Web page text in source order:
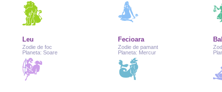
Leu
Zodie de foc
Planeta: Soare
Fecioara
Zodie de pamant
Planeta: Mercur